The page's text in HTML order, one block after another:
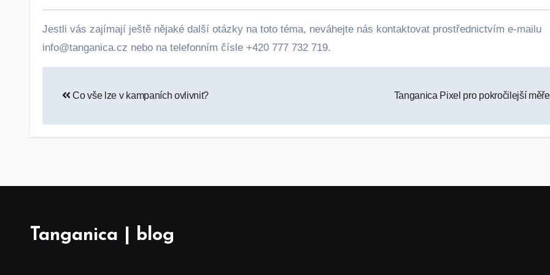
Jestli vás zajímají ještě nějaké další otázky na toto téma, neváhejte nás kontaktovat prostřednictvím e-mailu
info@tanganica.cz nebo na telefonním čísle +420 777 732 719.
pro
příspěvek
Co vše lze v kampaních ovlivnit? Tanganica Pixel pro pokročilejší
Tanganica | blog